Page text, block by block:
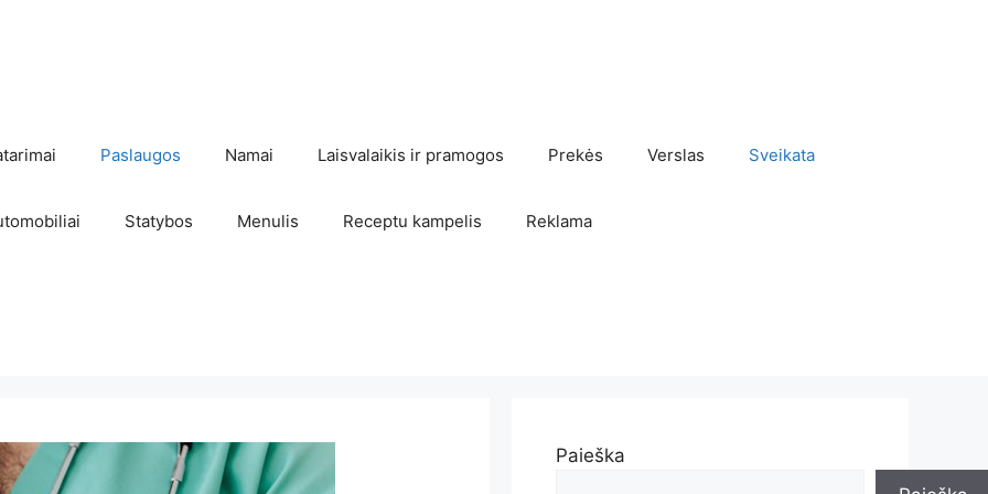
Paslaugos Namai Laisvalaikis ir pramogos Prekės Verslas Sveikata
Statybos Menulis Receptu kampelis Reklama
Paieška